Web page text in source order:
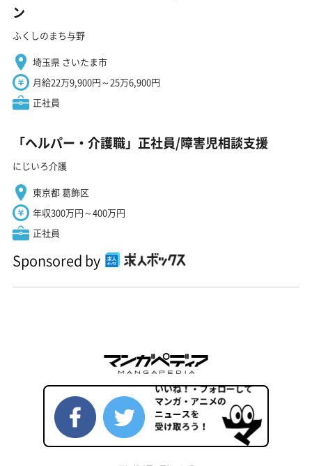
ン
ふくしのまち与野
埼玉県 さいたま市
月給22万9,900円～25万6,900円
正社員
「ヘルパー・介護職」正社員/障害児相談支援
にじいろ介護
東京都 葛飾区
年収300万円～400万円
正社員
Sponsored by